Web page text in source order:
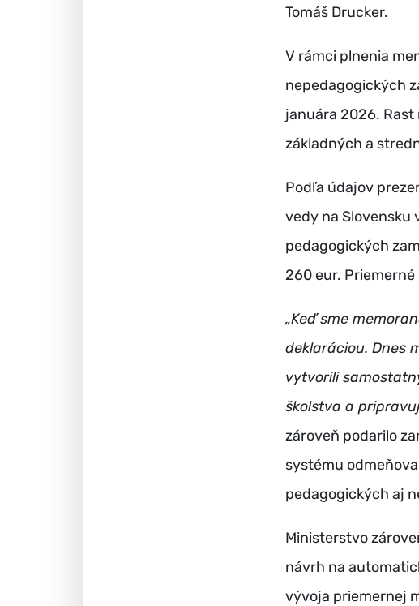
Tomáš Drucker.
V rámci plnenia
nepedagogických
januára 2026.
základných a
Podľa údajov
vedy na
pedagogických
260 eur.
„Keď sme
deklaráciou. Dnes
vytvorili
školstva a
zároveň podarilo
systému
pedagogických aj
Ministerstvo
návrh na
vývoja priemernej